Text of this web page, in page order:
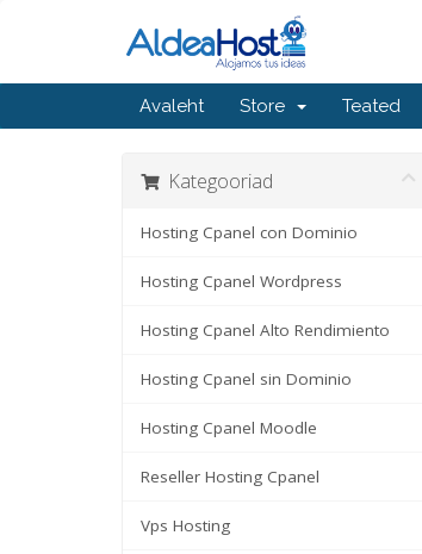
Avaleht Store Teated
Kategooriad
Hosting Cpanel con Dominio
Hosting Cpanel Wordpress
Hosting Cpanel Alto Rendimiento
Hosting Cpanel sin Dominio
Hosting Cpanel Moodle
Reseller Hosting Cpanel
Vps Hosting